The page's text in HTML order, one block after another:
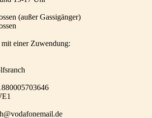
(außer Gassigänger)
einer Zuwendung: